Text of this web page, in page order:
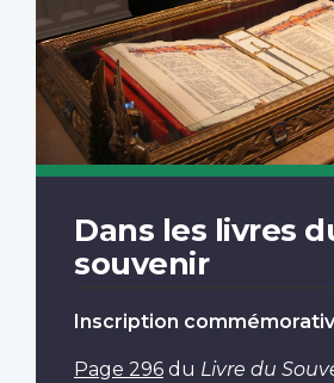
Dans les livres
souvenir
Inscription
Page 296 du Livre du